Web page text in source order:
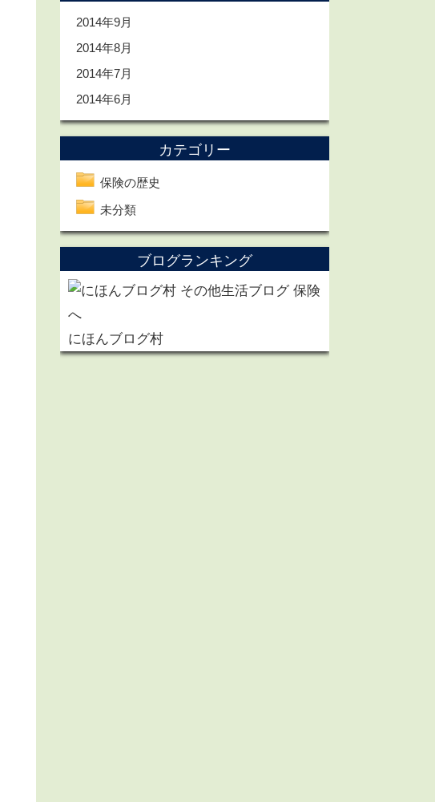
2014年9月
2014年8月
2014年7月
2014年6月
カテゴリー
保険の歴史
未分類
ブログランキング
にほんブログ村